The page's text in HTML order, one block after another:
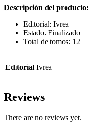
Descripción del producto:
Editorial: Ivrea
Estado: Finalizado
Total de tomos: 12
Editorial Ivrea
Reviews
There are no reviews yet.